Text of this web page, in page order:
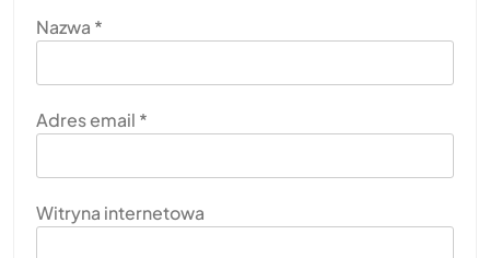
Nazwa *
Adres email *
Witryna internetowa